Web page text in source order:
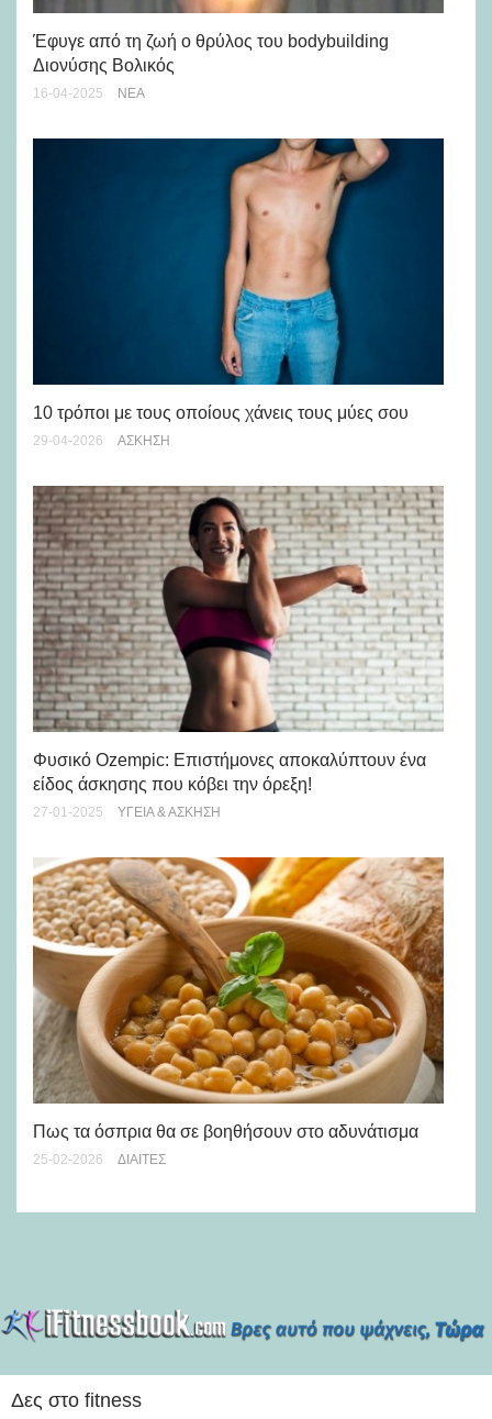
Έφυγε από τη ζωή ο θρύλος του bodybuilding
Διονύσης Βολικός
16-04-2025 ΝΈΑ
10 τρόποι με τους οποίους χάνεις τους μύες σου
29-04-2026 ΆΣΚΗΣΗ
Φυσικό Ozempic: Επιστήμονες αποκαλύπτουν ένα
είδος άσκησης που κόβει την όρεξη!
27-01-2025 ΥΓΕΊΑ & ΆΣΚΗΣΗ
Πως τα όσπρια θα σε βοηθήσουν στο αδυνάτισμα
25-02-2026 ΔΊΑΙΤΕΣ
Δες στο fitness